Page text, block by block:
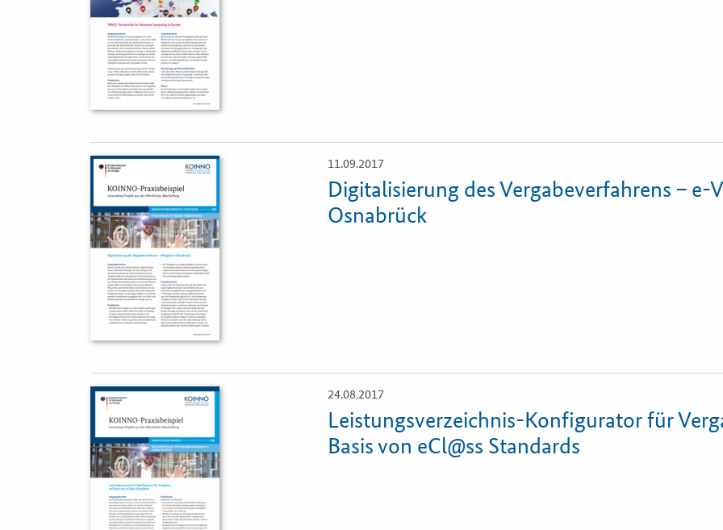
11.09.2017
Digitalisierung des Vergabeverfahrens – e-
Osnabrück
Öffnet
Einzelsicht
24.08.2017
Leistungsverzeichnis-Konfigurator für
Basis von eCl@ss Standards
Öffnet
Einzelsicht